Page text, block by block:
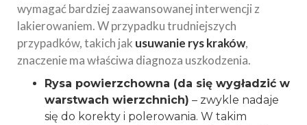
wymagać bardziej zaawansowanej interwencji z
lakierowaniem. W przypadku trudniejszych
przypadków, takich jak usuwanie rys kraków,
znaczenie ma właściwa diagnoza uszkodzenia.
Rysa powierzchowna (da się wygładzić w
warstwach wierzchnich) – zwykle nadaje
się do korekty i polerowania. W takim